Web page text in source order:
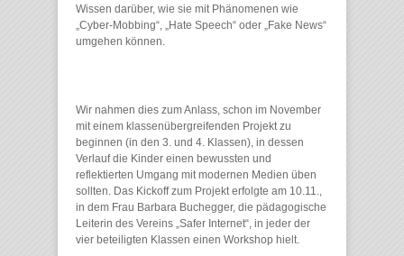
Wissen darüber, wie sie mit Phänomenen wie
„Cyber-Mobbing“, „Hate Speech“ oder „Fake News“
umgehen können.
Wir nahmen dies zum Anlass, schon im November
mit einem klassenübergreifenden Projekt zu
beginnen (in den 3. und 4. Klassen), in dessen
Verlauf die Kinder einen bewussten und
reflektierten Umgang mit modernen Medien üben
sollten. Das Kickoff zum Projekt erfolgte am 10.11.,
in dem Frau Barbara Buchegger, die pädagogische
Leiterin des Vereins „Safer Internet“, in jeder der
vier beteiligten Klassen einen Workshop hielt.